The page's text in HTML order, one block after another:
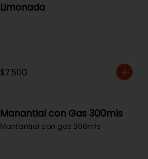
Limonada
$7.500
Manantial con Gas 300mls
Mantantial con gas 300mls